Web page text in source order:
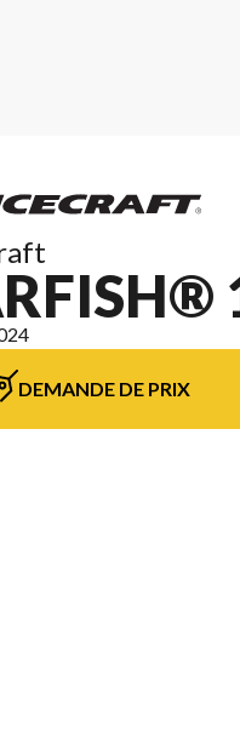
DEMANDE DE PRIX